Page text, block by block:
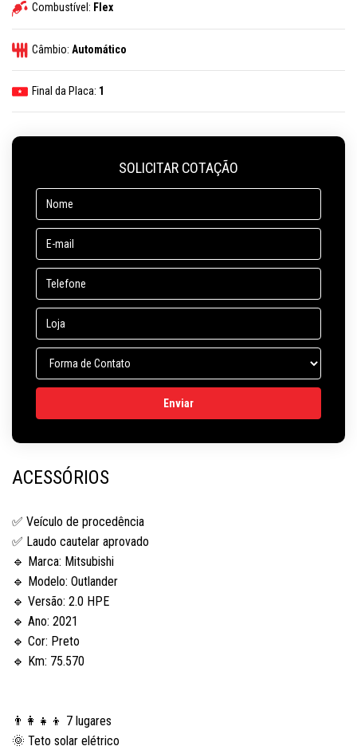
Combustível: Flex
Câmbio: Automático
Final da Placa: 1
SOLICITAR COTAÇÃO
ACESSÓRIOS
✅ Veículo de procedência
✅ Laudo cautelar aprovado
🔹 Marca: Mitsubishi
🔹 Modelo: Outlander
🔹 Versão: 2.0 HPE
🔹 Ano: 2021
🔹 Cor: Preto
🔹 Km: 75.570
👨‍👩‍👧‍👦 7 lugares
🌞 Teto solar elétrico